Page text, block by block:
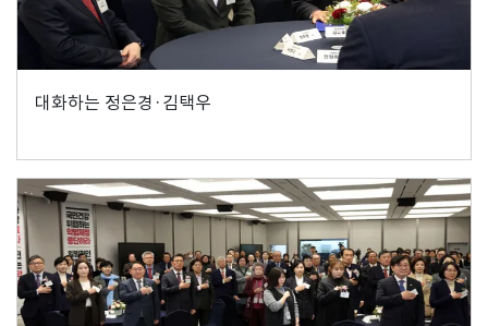
대화하는 정은경·김택우